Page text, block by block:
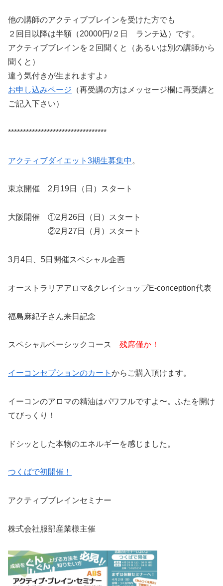
他の講師のアクティブブレインを受けた方でも
２回目以降は半額（20000円/２日 ランチ込）です。
アクティブブレインを２回聞くと（あるいは別の講師から
聞くと）
違う気付きが生まれますよ♪
お申し込みページ （再受講の方はメッセージ欄に再受講と
ご記入下さい）
*********************************
アクティブダイエット3期生募集中 。
東京開催 2月19日（日）スタート
大阪開催 ①2月26日（日）スタート
②2月27日（月）スタート
3月4日、5日開催スペシャル企画
オーストラリアアロマ&クレイショップE-conception代表
福島麻紀子さん来日記念
スペシャルベーシックコース 残席僅か！
イーコンセプションのカート からご購入頂けます。
イーコンのアロマの精油はパワフルですよ〜。ふたを開け
てびっくり！
ドシッとした本物のエネルギーを感じました。
つくばで初開催！
アクティブブレインセミナー
株式会社服部産業様主催